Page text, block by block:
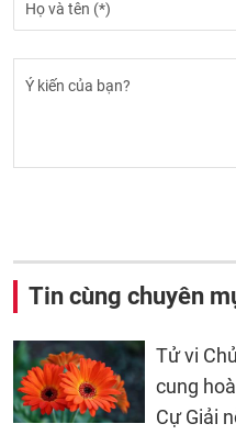
Tin cùng chuyên
Tử vi
cung
Cự Giải